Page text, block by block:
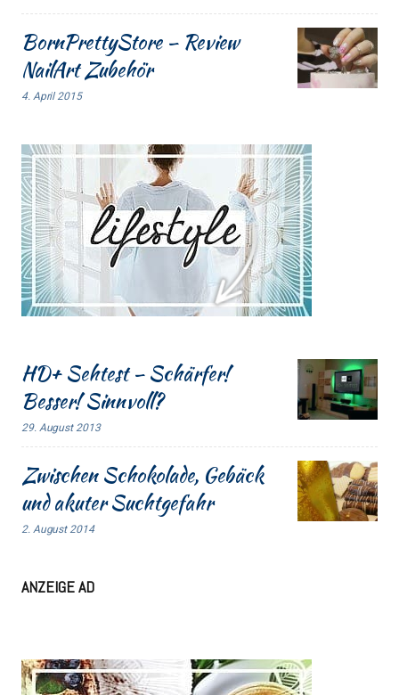
BornPrettyStore – Review
NailArt Zubehör
4. April 2015
HD+ Sehtest – Schärfer!
Besser! Sinnvoll?
29. August 2013
Zwischen Schokolade, Gebäck
und akuter Suchtgefahr
2. August 2014
ANZEIGE AD